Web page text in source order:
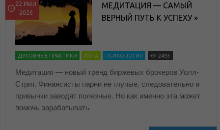
22 Июл
2026
МЕДИТАЦИЯ — САМЫЙ
ВЕРНЫЙ ПУТЬ К УСПЕХУ »
ДУХОВНЫЕ ПРАКТИКИ ЙОГА ПСИХОЛОГИЯ 2493
Медитация — новый тренд биржевых брокеров Уолл-
Стрит. Финансисты парни не глупые, следовательно и
привычки заводят полезные. Но как именно эта может
помочь зарабатывать